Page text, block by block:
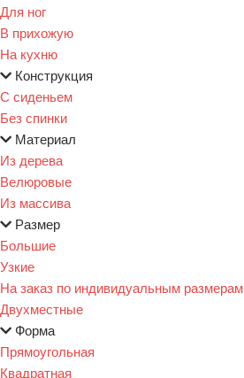
Для ног
В прихожую
На кухню
Конструкция
С сиденьем
Без спинки
Материал
Из дерева
Велюровые
Из массива
Размер
Большие
Узкие
На заказ по индивидуальным размерам
Двухместные
Форма
Прямоугольная
Квадратная